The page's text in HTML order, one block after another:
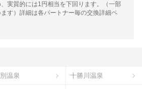
実質的には1円相当を下回ります。（一部
す）詳細は各パートナー毎の交換詳細ペ
温泉 十勝川温泉